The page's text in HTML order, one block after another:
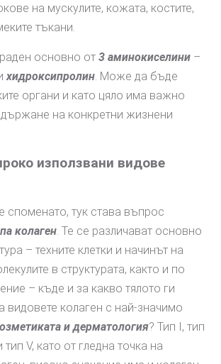
на мускулите, кожата, костите,
тъкани.
основно от 3 аминокиселини –
хидроксипролин . Може да бъде
органи и като цяло има важно
на конкретни жизнени
използвани видове
споменато, тук става въпрос
колаген . Те се различават основно
– техните клетки и начинът на
в структурата, както и по
– къде и за какво тялото ги
видовете колаген с най-значимо
и дерматология? Тип I, тип
тип V, като от гледна точка на